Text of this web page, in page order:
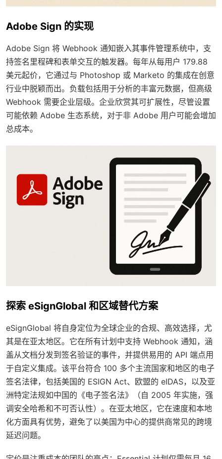
Adobe Sign 的实现
Adobe Sign 将 Webhook 通知嵌入其事件管理系统中，支
持签名里程碑和表单交互的触发器。每年从每用户 179.88
美元起价，它通过与 Photoshop 或 Marketo 的集成在创意
行业中脱颖而出。负载包括用于分析的丰富元数据，但高级
Webhook 需要企业层级。企业欣赏其可扩展性，尽管设置
可能依赖 Adobe 生态系统，对于非 Adobe 用户可能会增加
总成本。
探索 eSignGlobal 和区域替代方案
eSignGlobal 将自身定位为全球企业的合规、高效选择，尤
其是在亚太地区。它在所有计划中支持 Webhook 通知，涵
盖从文档分发到签名验证的事件，并提供易用的 API 端点用
于自定义集成。该平台符合 100 多个主流国家和地区的电子
签名法律，包括美国的 ESIGN Act、欧盟的 eIDAS，以及亚
洲特定法规如中国的《电子签名法》（自 2005 年实施，强
调安全哈希和不可否认性）。在亚太地区，它在速度和本地
化方面具有优势，避免了以美国为中心的提供商常见的跨境
延迟问题。